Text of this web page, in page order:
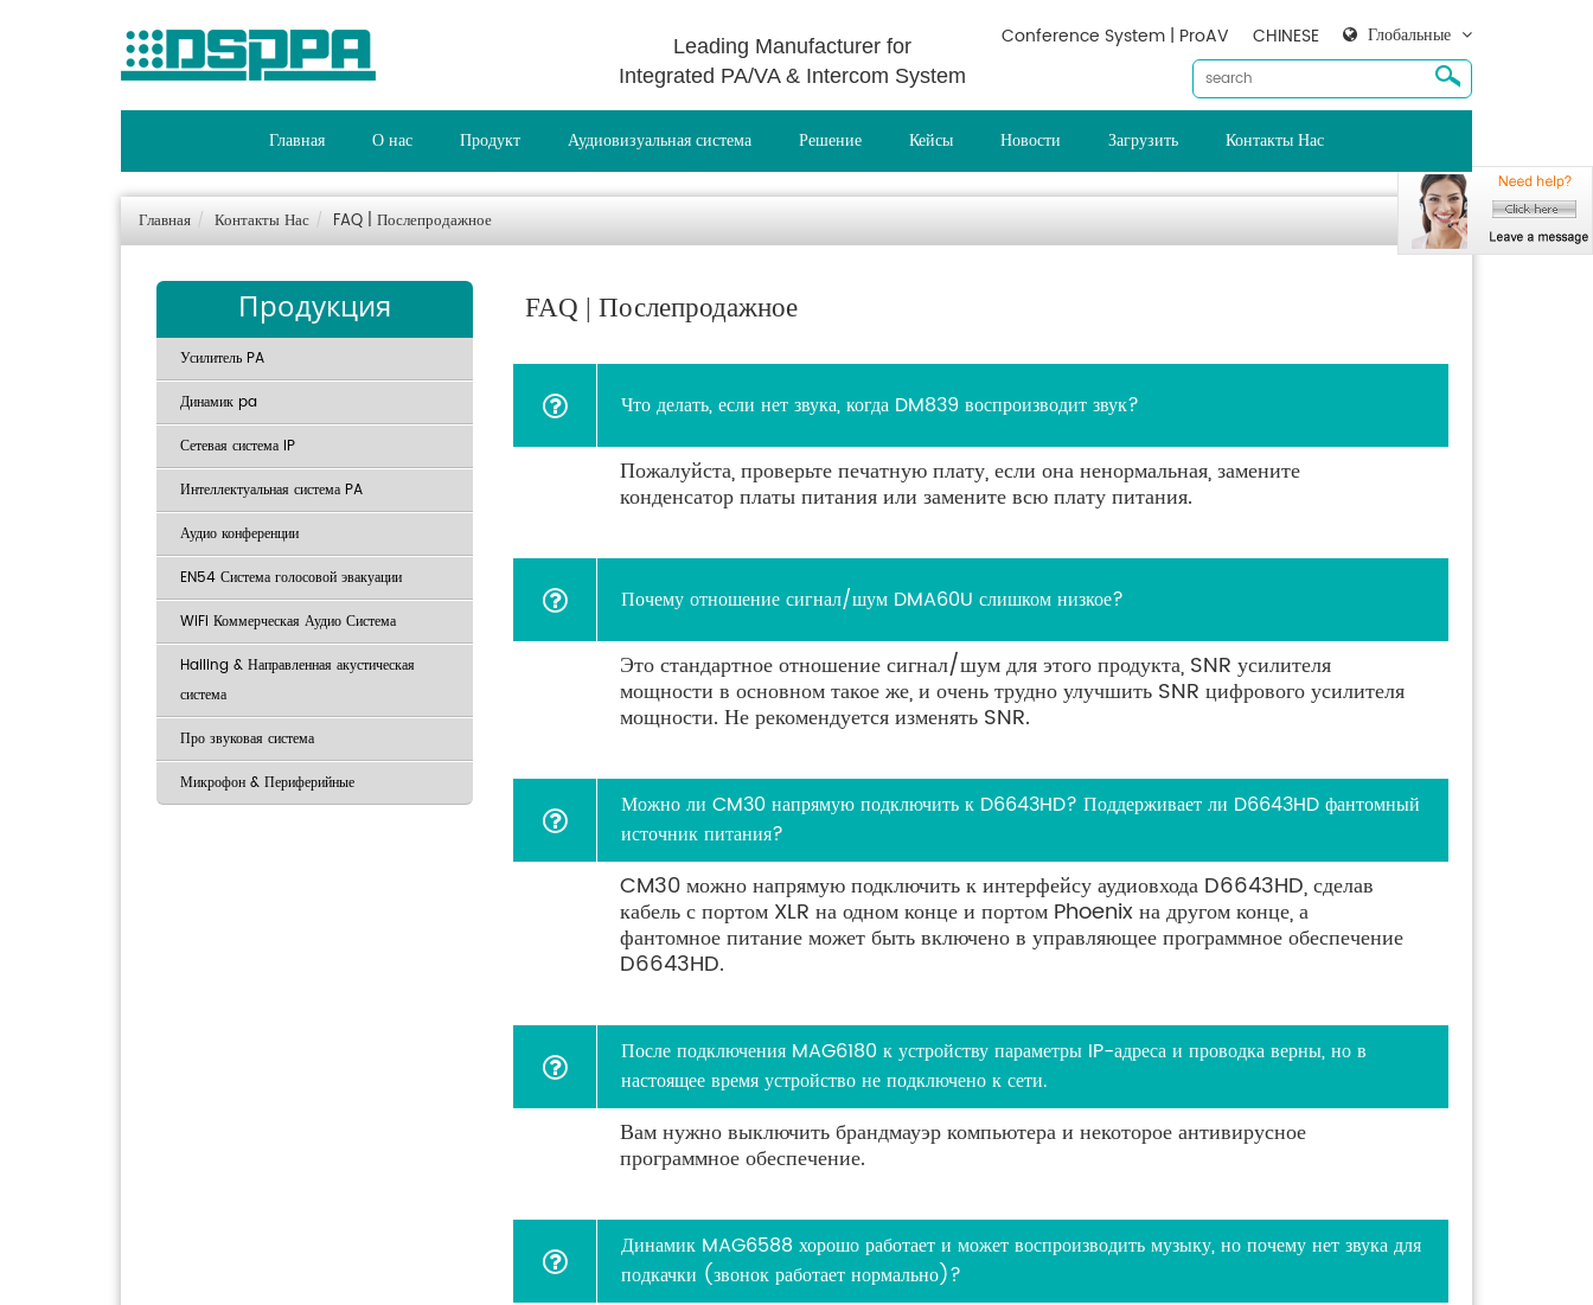
Leading Manufacturer for
Integrated PA/VA & Intercom System
Глобальные
CHINESE
Conference System | ProAV
Главная О нас Продукт Аудиовизуальная система Решение Кейсы Новости Загрузить Контакты Нас
Главная Контакты Нас FAQ | Послепродажное
Продукция
Усилитель PA
Динамик pa
Сетевая система IP
Интеллектуальная система PA
Аудио конференции
EN54 Система голосовой эвакуации
WiFi Коммерческая Аудио Система
Hailing & Направленная акустическая
система
Про звуковая система
Микрофон & Периферийные
FAQ | Послепродажное
Что делать, если нет звука, когда DM839 воспроизводит звук?
Пожалуйста, проверьте печатную плату, если она ненормальная, замените
конденсатор платы питания или замените всю плату питания.
Почему отношение сигнал/шум DMA60U слишком низкое?
Это стандартное отношение сигнал/шум для этого продукта, SNR усилителя
мощности в основном такое же, и очень трудно улучшить SNR цифрового усилителя
мощности. Не рекомендуется изменять SNR.
Можно ли CM30 напрямую подключить к D6643HD? Поддерживает ли D6643HD фантомный
источник питания?
CM30 можно напрямую подключить к интерфейсу аудиовхода D6643HD, сделав
кабель с портом XLR на одном конце и портом Phoenix на другом конце, а
фантомное питание может быть включено в управляющее программное обеспечение
D6643HD.
После подключения MAG6180 к устройству параметры IP-адреса и проводка верны, но в
настоящее время устройство не подключено к сети.
Вам нужно выключить брандмауэр компьютера и некоторое антивирусное
программное обеспечение.
Динамик MAG6588 хорошо работает и может воспроизводить музыку, но почему нет звука для
подкачки (звонок работает нормально)?